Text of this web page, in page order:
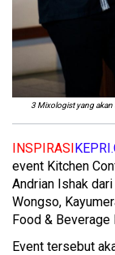
3 Mixologist yang akan
INSPIRASI
event Kitchen
Andrian Ishak
Wongso,
Food & Beverage
Event tersebut